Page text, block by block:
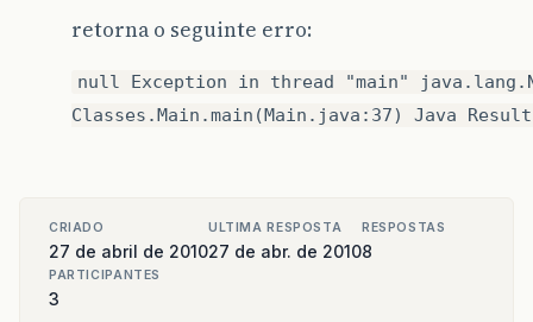
retorna o seguinte erro:
null Exception in thread "main"
Classes.Main.main(Main.java:37) Java
CRIADO
27 de abril de 2010
ULTIMA RESPOSTA
27 de abr. de 2010
RESPOSTAS
8
PARTICIPANTES
3